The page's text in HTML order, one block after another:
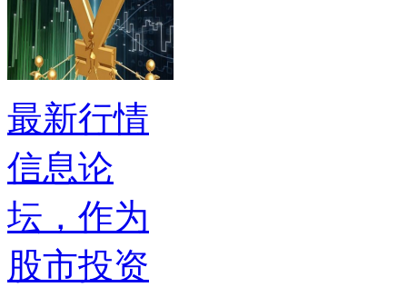
最新行情
信息论
坛，作为
股市投资